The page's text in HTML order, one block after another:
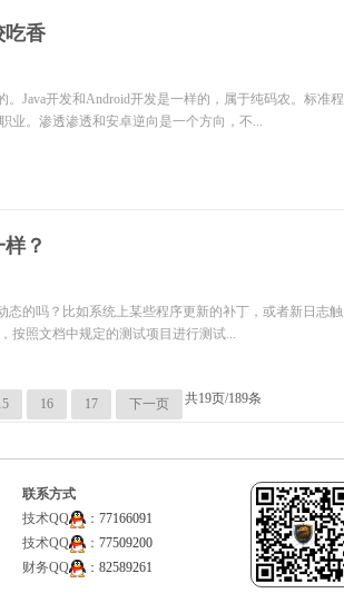
吃香
Java开发和Android开发是一样的，属于纯码农。标准程
业。渗透渗透和安卓逆向是一个方向，不...
？
态的吗？比如系统上某些程序更新的补丁，或者新日志触
按照文档中规定的测试项目进行测试...
共19页/189条
16 17 下一页
联系方式
技术QQ
： 77166091
技术QQ
： 77509200
财务QQ
： 82589261